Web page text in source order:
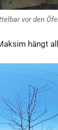
vor den
hängt